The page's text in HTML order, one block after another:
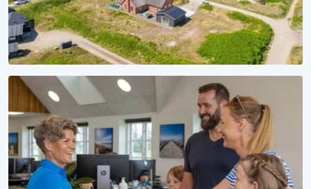
SÆSON 2028
Reservér dit sommerhus til 2028
Uforpligtende at reservere, uforglemmelig at opleve